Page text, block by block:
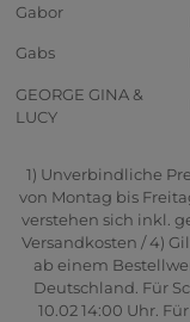
Gabor
Gabs
GEORGE GINA &
LUCY
1) Unverbindliche
von Montag bis
verstehen sich inkl.
Versandkosten / 4)
ab einem
Deutschland. Für
10.02 14:00 Uhr.